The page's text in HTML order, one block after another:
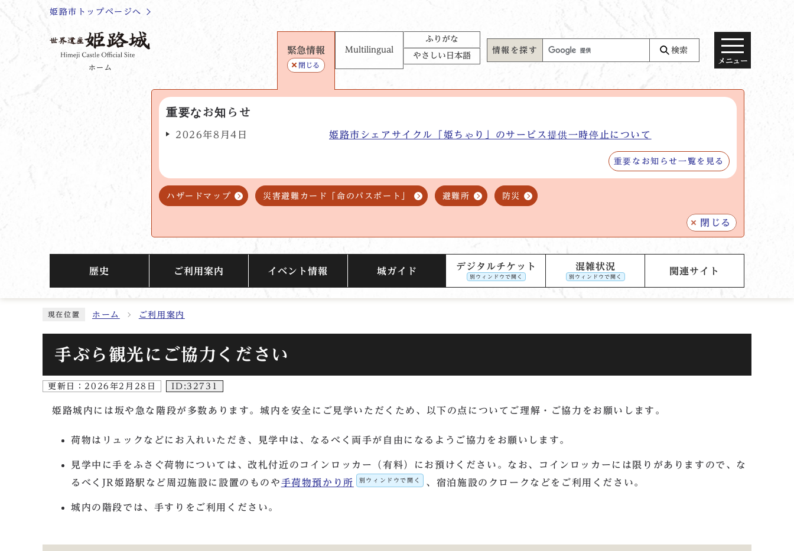
姫路市トップページへ
ホーム
緊急情報
閉じる
重要なお知らせ
2026年8月4日 姫路市シェアサイクル「姫ちゃり」のサービス提供一時停止について
重要なお知らせ一覧を見る
ハザードマップ 災害避難カード「命のパスポート」 避難所 防災
閉じる
Multilingual
ふりがな
やさしい日本語
情報を探す 検索
メニュー
歴史 ご利用案内 イベント情報 城ガイド デジタルチケット
別ウィンドウで開く
混雑状況
別ウィンドウで開く
関連サイト
現在位置 ホーム ご利用案内
手ぶら観光にご協力ください
更新日： 2026年2月28日 ID:32731
姫路城内には坂や急な階段が多数あります。城内を安全にご見学いただくため、以下の点についてご理解・ご協力をお願いします。
荷物はリュックなどにお入れいただき、見学中は、なるべく両手が自由になるようご協力をお願いします。
見学中に手をふさぐ荷物については、改札付近のコインロッカー（有料）にお預けください。なお、コインロッカーには限りがありますので、な
るべくJR姫路駅など周辺施設に設置のものや手荷物預かり所 別ウィンドウで開く 、宿泊施設のクロークなどをご利用ください。
城内の階段では、手すりをご利用ください。